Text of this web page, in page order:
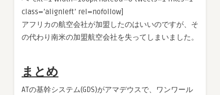
class=’alignleft’ rel=nofollow]
アフリカの航空会社が加盟したのはいいのですが、そ
の代わり南米の加盟航空会社を失ってしまいました。
まとめ
ATの基幹システム(GDS)がアマデウスで、ワンワール